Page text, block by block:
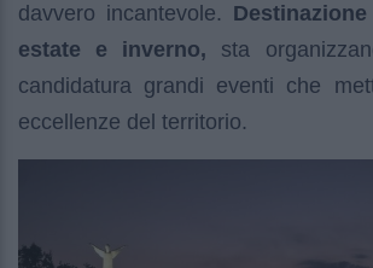
davvero incantevole.
estate e inverno, sta
candidatura grandi eventi che
eccellenze del territorio.